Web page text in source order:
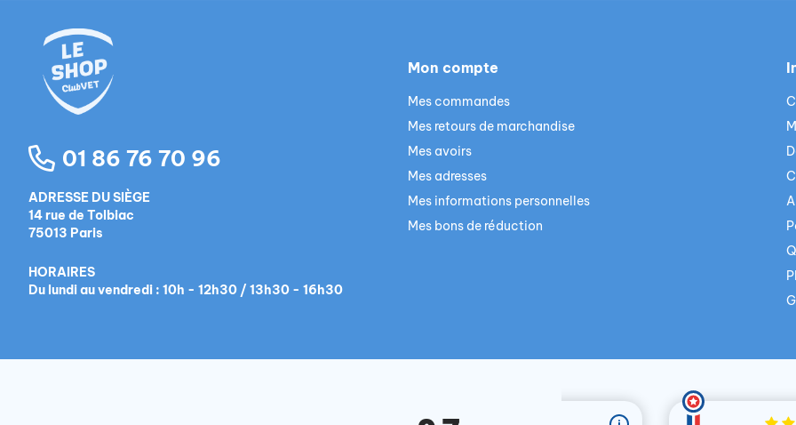
01 86 76 70 96
ADRESSE DU SIÈGE
14 rue de Tolbiac
75013 Paris
HORAIRES
Du lundi au vendredi : 10h - 12h30 / 13h30 - 16h30
Mon compte
Mes commandes
Mes retours de marchandise
Mes avoirs
Mes adresses
Mes informations personnelles
Mes bons de réduction